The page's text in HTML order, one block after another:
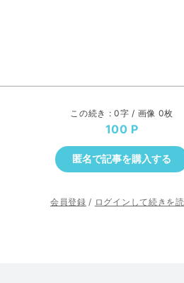
この続き : 0字 / 画像 0枚
100
匿名で記事を購入する
会員登録 / ログインして続きを